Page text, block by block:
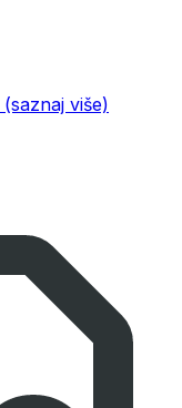
(saznaj više)